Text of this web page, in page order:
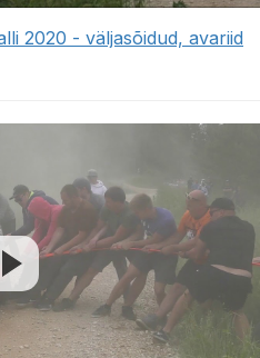
2020 - väljasõidud, avariid